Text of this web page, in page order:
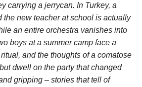
carrying a jerrycan. In Turkey, a
the new teacher at school is actually
an entire orchestra vanishes into
boys at a summer camp face a
and the thoughts of a comatose
dwell on the party that changed
gripping – stories that tell of